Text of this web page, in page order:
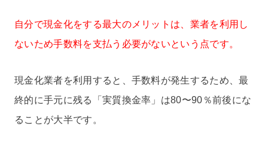
自分で現金化をする最大のメリットは、業者を利用し
ないため手数料を支払う必要がないという点です。
現金化業者を利用すると、手数料が発生するため、最
終的に手元に残る「実質換金率」は80〜90％前後にな
ることが大半です。